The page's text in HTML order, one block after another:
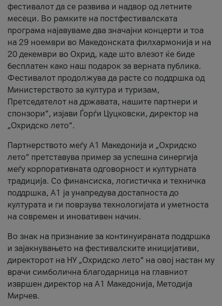
фестивалот да се развива и надвор од летните
месеци. Во рамките на постфестивалската
програма најавуваме два значајни концерти и тоа
на 29 ноември во Македонската филхармонија и на
20 декември во Охрид, каде што влезот ќе биде
бесплатен како наш подарок за верната публика.
Фестивалот продолжува да расте со поддршка од
Министерството за култура и туризам,
Претседателот на државата, нашите партнери и
спонзори“, изјави Ѓорѓи Цуцковски, директор на
„Охридско лето“.
Партнерството меѓу A1 Македонија и „Охридско
лето“ претставува пример за успешна синергија
меѓу корпоративната одговорност и културната
традиција. Со финансиска, логистичка и техничка
поддршка, A1 ја унапредува достапноста до
културата и ги поврзува технологијата и уметноста
на современ и иновативен начин.
Во знак на признание за континуираната поддршка
и зајакнувањето на фестивалските иницијативи,
директорот на НУ „Охридско лето“ на овој настан му
врачи симболична благодарница на главниот
извршен директор на A1 Македонија, Методија
Мирчев.